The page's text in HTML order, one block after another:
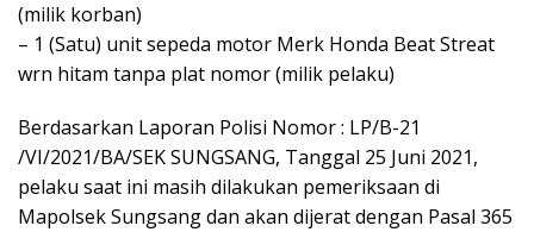
(milik korban)
– 1 (Satu) unit sepeda motor Merk Honda Beat Streat
wrn hitam tanpa plat nomor (milik pelaku)
Berdasarkan Laporan Polisi Nomor : LP/B-21
/VI/2021/BA/SEK SUNGSANG, Tanggal 25 Juni 2021,
pelaku saat ini masih dilakukan pemeriksaan di
Mapolsek Sungsang dan akan dijerat dengan Pasal 365